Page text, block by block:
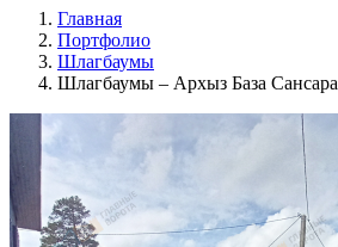
Главная
Портфолио
Шлагбаумы
Шлагбаумы – Архыз База Сансара